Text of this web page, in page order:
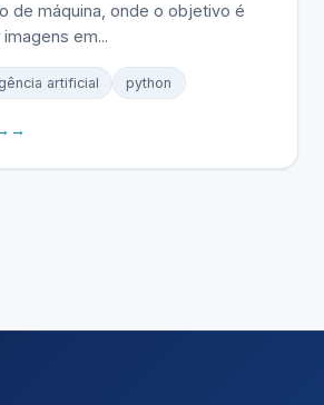
de máquina, onde o objetivo é
em...
artificial python